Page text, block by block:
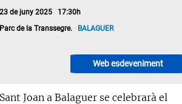
23 de juny 2025 17:30h
Parc de la Transsegre. BALAGUER
Web esdeveniment
Joan a Balaguer se celebrarà el